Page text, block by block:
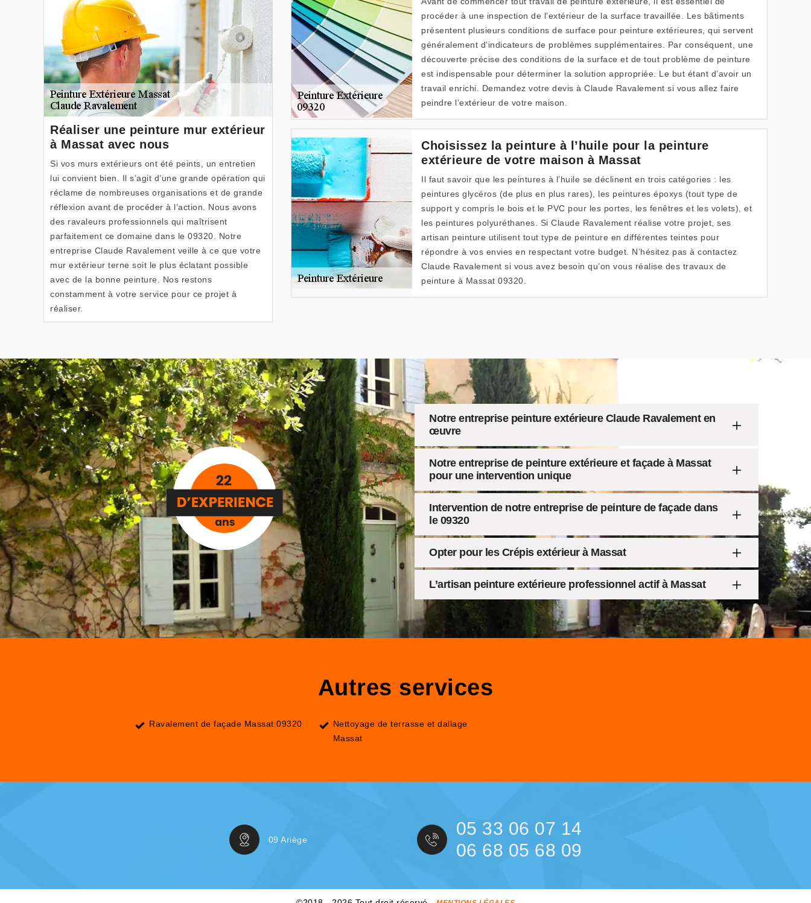
Réaliser une peinture mur extérieur
à Massat avec nous
Si vos murs extérieurs ont été peints, un entretien
lui convient bien. Il s’agit d’une grande opération qui
réclame de nombreuses organisations et de grande
réflexion avant de procéder à l’action. Nous avons
des ravaleurs professionnels qui maîtrisent
parfaitement ce domaine dans le 09320. Notre
entreprise Claude Ravalement veille à ce que votre
mur extérieur terne soit le plus éclatant possible
avec de la bonne peinture. Nos restons
constamment à votre service pour ce projet à
réaliser.
procéder à une inspection de l’extérieur de la surface travaillée. Les bâtiments
présentent plusieurs conditions de surface pour peinture extérieures, qui servent
généralement d'indicateurs de problèmes supplémentaires. Par conséquent, une
découverte précise des conditions de la surface et de tout problème de peinture
est indispensable pour déterminer la solution appropriée. Le but étant d’avoir un
travail enrichi. Demandez votre devis à Claude Ravalement si vous allez faire
peindre l’extérieur de votre maison.
Choisissez la peinture à l’huile pour la peinture
extérieure de votre maison à Massat
Il faut savoir que les peintures à l’huile se déclinent en trois catégories : les
peintures glycéros (de plus en plus rares), les peintures époxys (tout type de
support y compris le bois et le PVC pour les portes, les fenêtres et les volets), et
les peintures polyuréthanes. Si Claude Ravalement réalise votre projet, ses
artisan peinture utilisent tout type de peinture en différentes teintes pour
répondre à vos envies en respectant votre budget. N’hésitez pas à contactez
Claude Ravalement si vous avez besoin qu’on vous réalise des travaux de
peinture à Massat 09320.
Notre entreprise peinture extérieure Claude Ravalement en
œuvre
Notre entreprise de peinture extérieure et façade à Massat
pour une intervention unique
Intervention de notre entreprise de peinture de façade dans
le 09320
Opter pour les Crépis extérieur à Massat
L’artisan peinture extérieure professionnel actif à Massat
Autres services
Ravalement de façade Massat 09320
Nettoyage de terrasse et dallage
Massat
09 Ariège
05 33 06 07 14
06 68 05 68 09